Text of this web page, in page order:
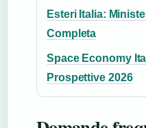
Esteri Italia:
Completa
Space Economy
Prospettive 2026